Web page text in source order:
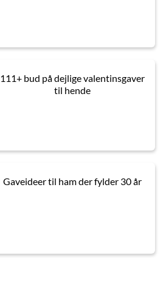
111+ bud på dejlige valentinsgaver
til hende
Gaveideer til ham der fylder 30 år